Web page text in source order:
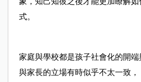
式。
家庭與學校都是孩子社會化的開
與家長的立場有時似乎不太一致，